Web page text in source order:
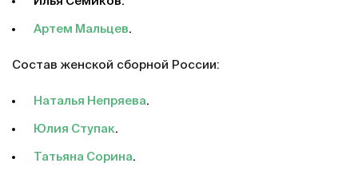
Артем Мальцев.
Состав женской сборной России:
Наталья Непряева.
Юлия Ступак.
Татьяна Сорина.